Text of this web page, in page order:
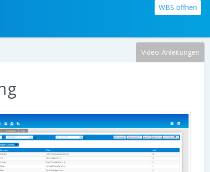
WBS öffnen
Video-Anleitungen